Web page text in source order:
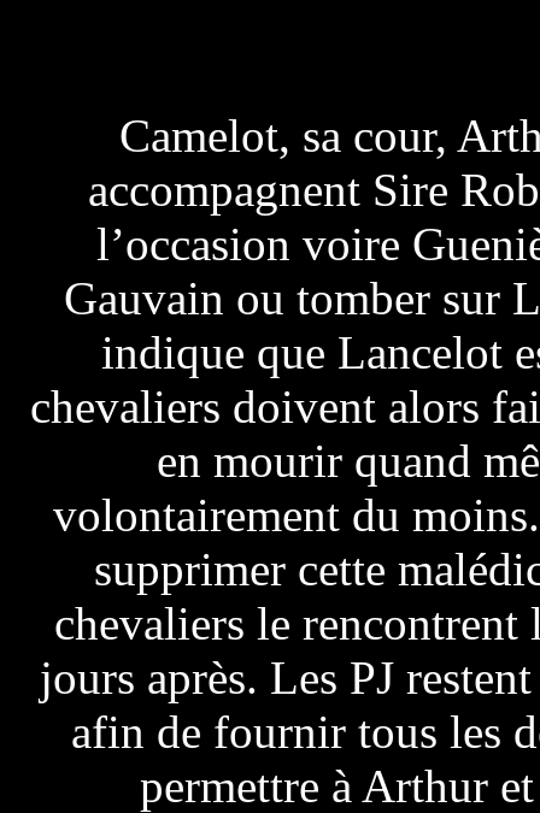
Camelot, sa cour,
accompagnent Sire
l’occasion voire
Gauvain ou tomber sur
indique que Lancelot
chevaliers doivent alors
en mourir quand
volontairement du
supprimer cette
chevaliers le rencontrent
jours après. Les PJ
afin de fournir tous les
permettre à Arthur